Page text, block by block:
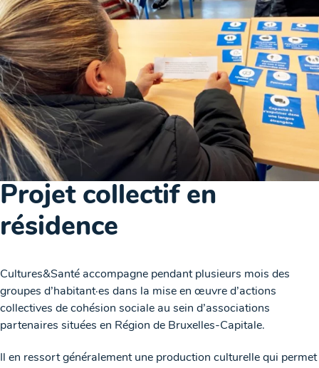
Projet collectif en
résidence
Cultures&Santé accompagne pendant plusieurs mois des
groupes d’habitant·es dans la mise en œuvre d’actions
collectives de cohésion sociale au sein d’associations
partenaires situées en Région de Bruxelles-Capitale.
Il en ressort généralement une production culturelle qui permet